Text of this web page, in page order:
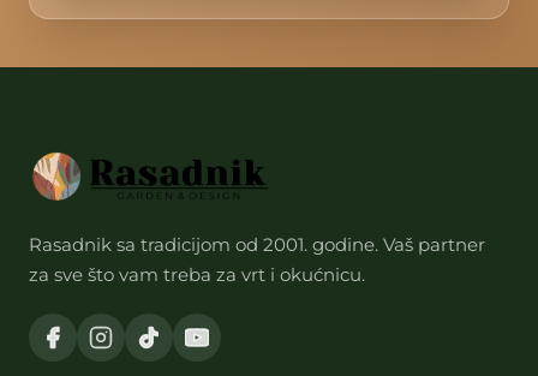
Rasadnik sa tradicijom od 2001. godine. Vaš partner
za sve što vam treba za vrt i okućnicu.